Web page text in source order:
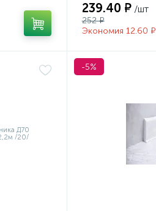
239.40 ₽ /шт
252 ₽
Экономия 12.60 ₽
-5%